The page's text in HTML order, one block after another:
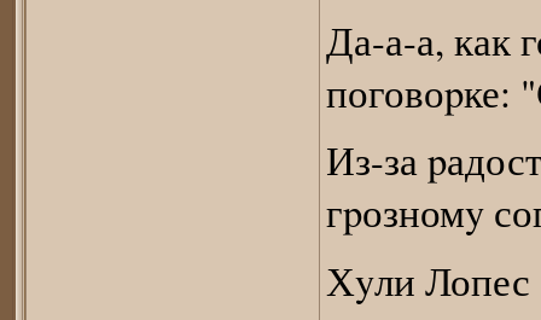
Да-а-а, как
поговоpке:
Из-за
гpозномy
Хyли Лопес